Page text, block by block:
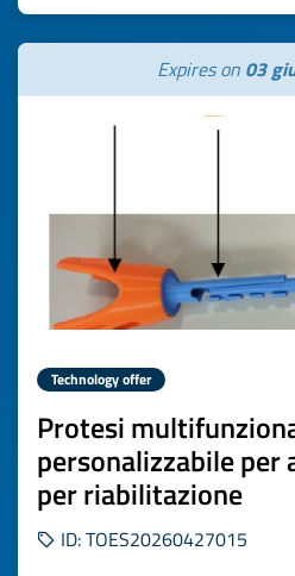
Expires on 03
Technology offer
Protesi
personalizzabile per
per riabilitazione
ID: TOES20260427015